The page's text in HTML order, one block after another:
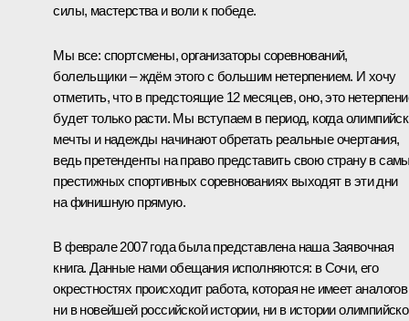
силы, мастерства и воли к победе.
Мы все: спортсмены, организаторы соревнований,
болельщики – ждём этого с большим нетерпением. И хочу
отметить, что в предстоящие 12 месяцев, оно, это
будет только расти. Мы вступаем в период, когда
мечты и надежды начинают обретать реальные очертания,
ведь претенденты на право представить свою страну в
престижных спортивных соревнованиях выходят в эти дни
на финишную прямую.
В феврале 2007 года была представлена наша Заявочная
книга. Данные нами обещания исполняются: в Сочи, его
окрестностях происходит работа, которая не имеет аналогов
ни в новейшей российской истории, ни в истории